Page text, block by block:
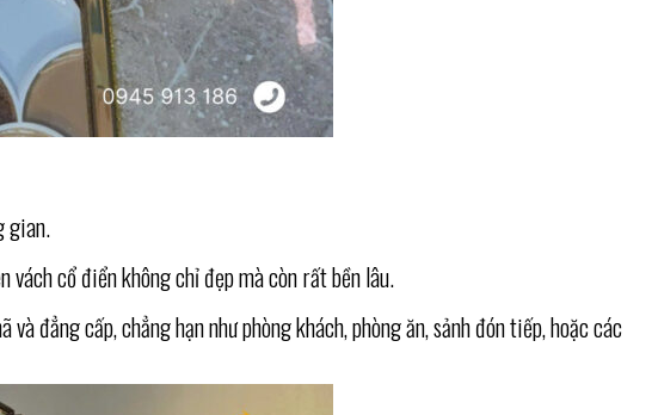
gian.
cổ điển không chỉ đẹp mà còn rất bền lâu.
đẳng cấp, chẳng hạn như phòng khách, phòng ăn, sảnh đón tiếp, hoặc các